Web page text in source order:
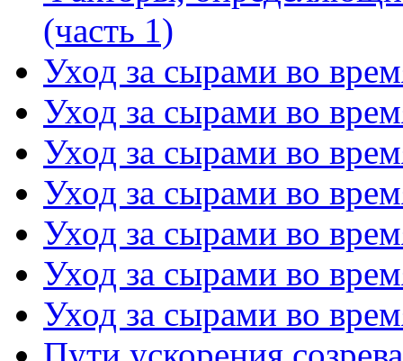
(часть 1)
Уход за сырами во
Уход за сырами во
Уход за сырами во
Уход за сырами во
Уход за сырами во
Уход за сырами во
Уход за сырами во